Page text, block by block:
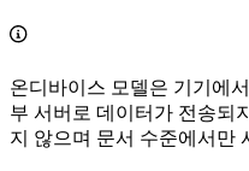
온디바이스 모델은 기기에
부 서버로 데이터가 전송되
지 않으며 문서 수준에서만